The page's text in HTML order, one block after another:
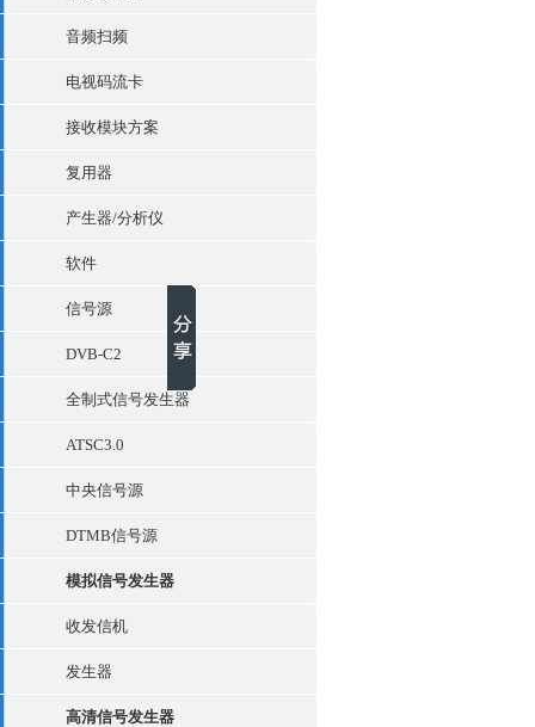
音频扫频
电视码流卡
接收模块方案
复用器
产生器/分析仪
软件
信号源
DVB-C2
全制式信号发生器
ATSC3.0
中央信号源
DTMB信号源
模拟信号发生器
收发信机
发生器
高清信号发生器